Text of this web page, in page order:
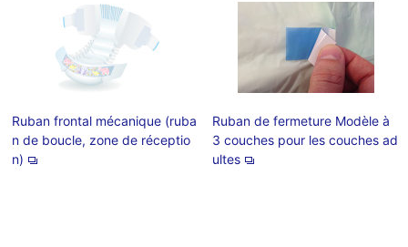
Ruban frontal mécanique (ruba
n de boucle, zone de réceptio
n)
Ruban de fermeture Modèle à
3 couches pour les couches ad
ultes